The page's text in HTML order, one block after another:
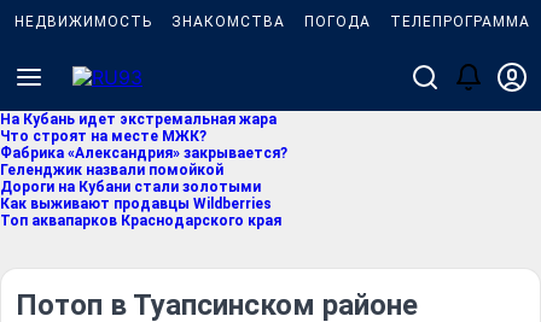
НЕДВИЖИМОСТЬ ЗНАКОМСТВА ПОГОДА ТЕЛЕПРОГРАММА
На Кубань идет экстремальная жара
Что строят на месте МЖК?
Фабрика «Александрия» закрывается?
Геленджик назвали помойкой
Дороги на Кубани стали золотыми
Как выживают продавцы Wildberries
Топ аквапарков Краснодарского края
Потоп в Туапсинском районе